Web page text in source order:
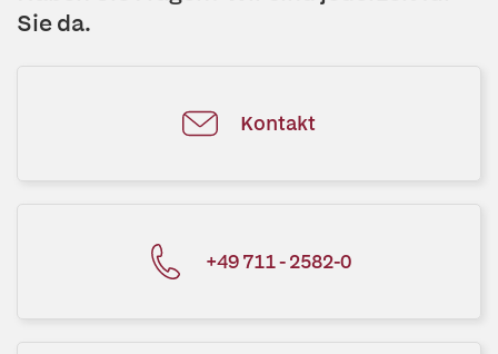
Sie da.
Kontakt
+49 711 - 2582-0